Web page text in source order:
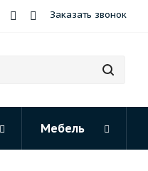
Заказать звонок
Мебель